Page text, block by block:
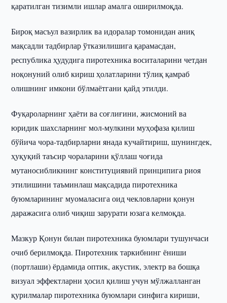
қаратилган тизимли ишлар амалга оширилмоқда.
Бироқ масъул вазирлик ва идоралар томонидан аниқ
мақсадли тадбирлар ўтказилишига қарамасдан,
республика ҳудудига пиротехника воситаларини четдан
ноқонуний олиб кириш ҳолатларини тўлиқ қамраб
олишнинг имкони бўлмаётгани қайд этилди.
Фуқароларнинг ҳаёти ва соғлиғини, жисмоний ва
юридик шахсларнинг мол-мулкини муҳофаза қилиш
бўйича чора-тадбирларни янада кучайтириш, шунингдек,
ҳуқуқий таъсир чораларини қўллаш чоғида
мутаносибликнинг конституциявий принципига риоя
этилишини таъминлаш мақсадида пиротехника
буюмларининг муомаласига оид чекловларни қонун
даражасига олиб чиқиш зарурати юзага келмоқда.
Мазкур Қонун билан пиротехника буюмлари тушунчаси
очиб берилмоқда. Пиротехник таркибнинг ёниши
(портлаши) ёрдамида оптик, акустик, электр ва бошқа
визуал эффектларни ҳосил қилиш учун мўлжалланган
қурилмалар пиротехника буюмлари синфига кириши,